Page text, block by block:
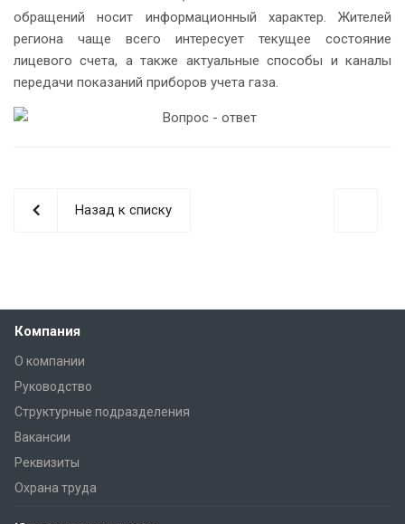
обращений носит информационный характер. Жителей
региона чаще всего интересует текущее состояние
лицевого счета, а также актуальные способы и каналы
передачи показаний приборов учета газа.
Назад к списку
Компания
О компании
Руководство
Структурные подразделения
Вакансии
Реквизиты
Охрана труда